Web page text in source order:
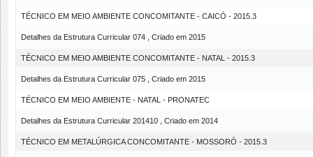
TÉCNICO EM MEIO AMBIENTE CONCOMITANTE - CAICÓ - 2015.3
Detalhes da Estrutura Curricular 074 , Criado em 2015
TÉCNICO EM MEIO AMBIENTE CONCOMITANTE - NATAL - 2015.3
Detalhes da Estrutura Curricular 075 , Criado em 2015
TÉCNICO EM MEIO AMBIENTE - NATAL - PRONATEC
Detalhes da Estrutura Curricular 201410 , Criado em 2014
TÉCNICO EM METALÚRGICA CONCOMITANTE - MOSSORÓ - 2015.3